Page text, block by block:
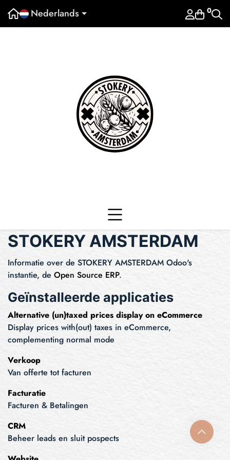
Nederlands 0
STOKERY AMSTERDAM
Informatie over de STOKERY AMSTERDAM Odoo's
instantie, de Open Source ERP.
Geïnstalleerde applicaties
Alternative (un)taxed prices display on eCommerce
Display prices with(out) taxes in eCommerce,
complementing normal mode
Verkoop
Van offerte tot facturen
Facturatie
Facturen & Betalingen
CRM
Beheer leads en sluit pospects